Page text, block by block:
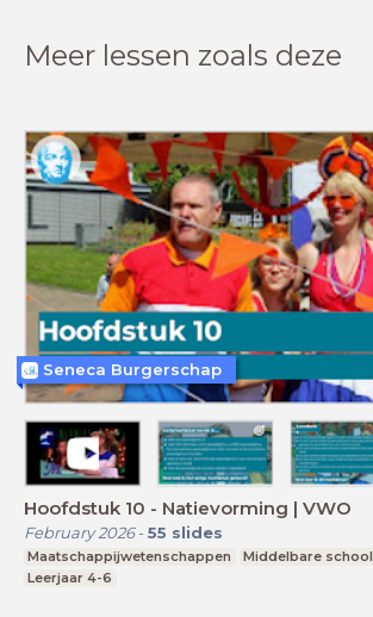
Meer lessen zoals deze
Hoofdstuk 10 - Natievorming | VWO
February 2026- 55 slides
Maatschappijwetenschappen Middelbare school
Leerjaar 4-6
Seneca Burgerschap